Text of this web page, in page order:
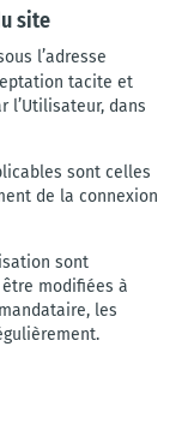
site
l’adresse
tacite et
l’Utilisateur, dans
sont celles
de la connexion
sont
modifiées à
les